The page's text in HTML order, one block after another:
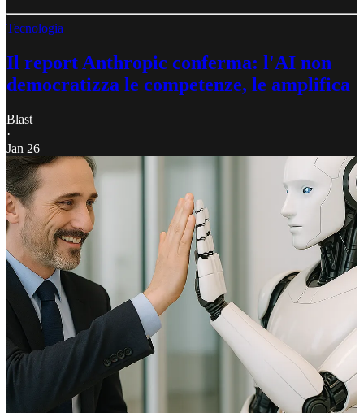
Tecnologia
Il report Anthropic conferma: l'AI non
democratizza le competenze, le amplifica
Blast
·
Jan 26